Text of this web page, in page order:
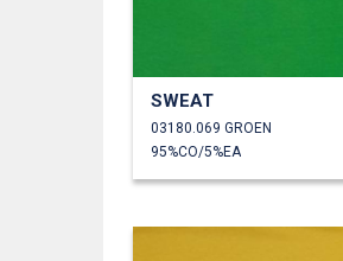
SWEAT
03180.069 GROEN
95%CO/5%EA